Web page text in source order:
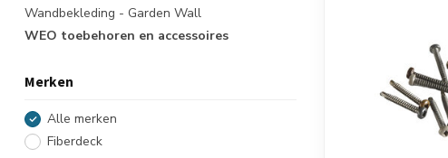
Wandbekleding - Garden Wall
WEO toebehoren en accessoires
Merken
Alle merken
Fiberdeck